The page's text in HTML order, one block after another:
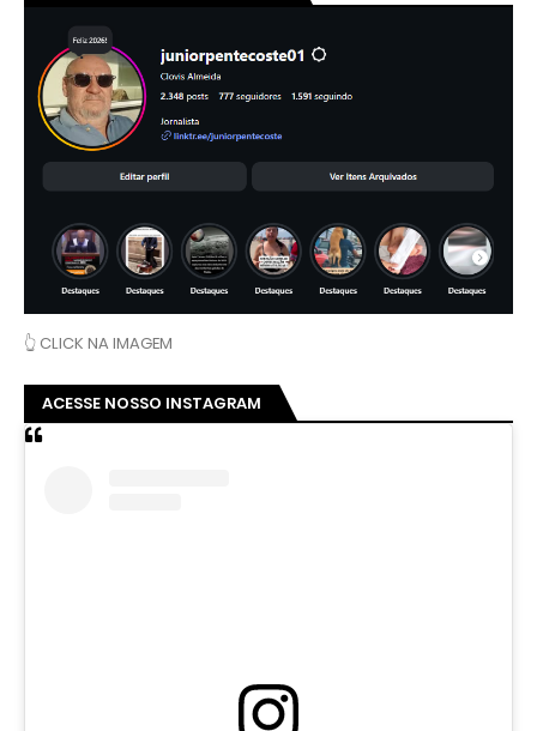
👆 CLICK NA IMAGEM
ACESSE NOSSO INSTAGRAM